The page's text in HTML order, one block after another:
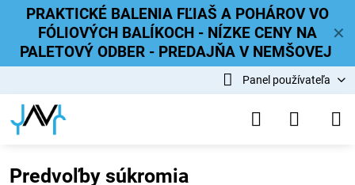
✕
PRAKTICKÉ BALENIA FĽIAŠ A POHÁROV VO
FÓLIOVÝCH BALÍKOCH - NÍZKE CENY NA
PALETOVÝ ODBER - PREDAJŇA V NEMŠOVEJ
Panel používateľa
Predvoľby súkromia